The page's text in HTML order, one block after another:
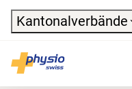
Header
Kantonalverbände
Physioswiss